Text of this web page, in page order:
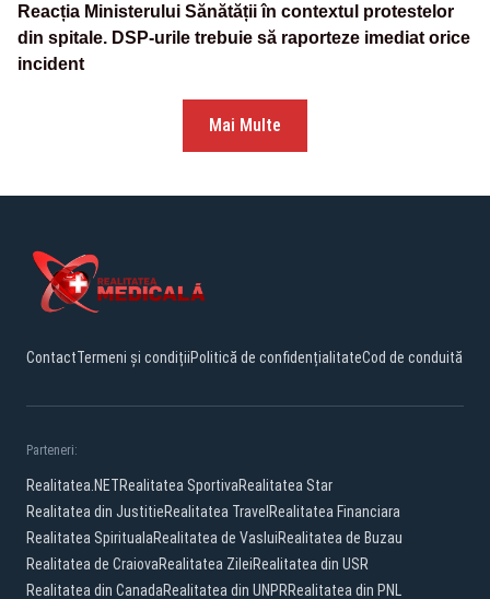
Reacția Ministerului Sănătății în contextul protestelor
din spitale. DSP-urile trebuie să raporteze imediat orice
incident
Mai Multe
ContactTermeni și condițiiPolitică de confidențialitateCod de conduită
Parteneri:
Realitatea.NETRealitatea SportivaRealitatea Star
Realitatea din JustitieRealitatea Travel Realitatea Financiara
Realitatea SpiritualaRealitatea de VasluiRealitatea de Buzau
Realitatea de CraiovaRealitatea ZileiRealitatea din USR
Realitatea din CanadaRealitatea din UNPRRealitatea din PNL